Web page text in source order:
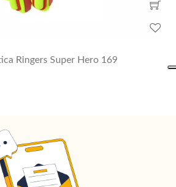
Ringers Super Hero 169